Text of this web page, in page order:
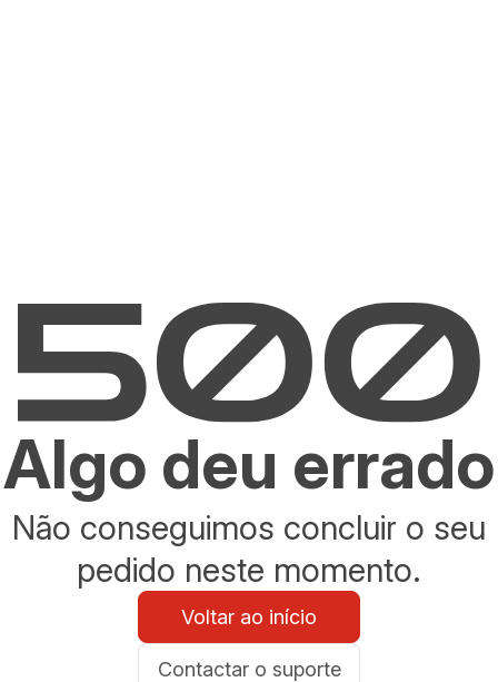
Algo deu errado
Não conseguimos concluir o seu
pedido neste momento.
Voltar ao início
Contactar o suporte